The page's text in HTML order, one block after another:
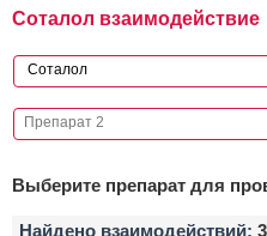
Соталол взаимодействие
Выберите препарат для
Найдено взаимодействий: